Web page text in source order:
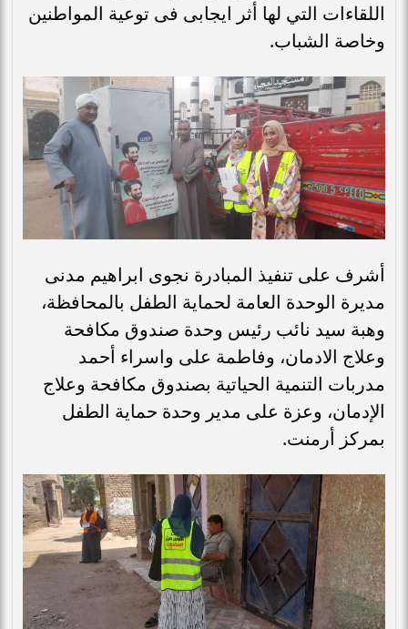
اللقاءات التي لها أثر ايجابى فى توعية المواطنين
وخاصة الشباب.
أشرف على تنفيذ المبادرة نجوى ابراهيم مدنى
مديرة الوحدة العامة لحماية الطفل بالمحافظة،
وهبة سيد نائب رئيس وحدة صندوق مكافحة
وعلاج الادمان، وفاطمة على واسراء أحمد
مدربات التنمية الحياتية بصندوق مكافحة وعلاج
الإدمان، وعزة على مدير وحدة حماية الطفل
بمركز أرمنت.